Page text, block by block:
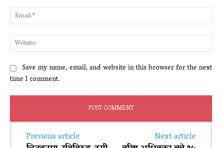
Save my name, email, and website in this browser for the next
time I comment.
Previous article Next article